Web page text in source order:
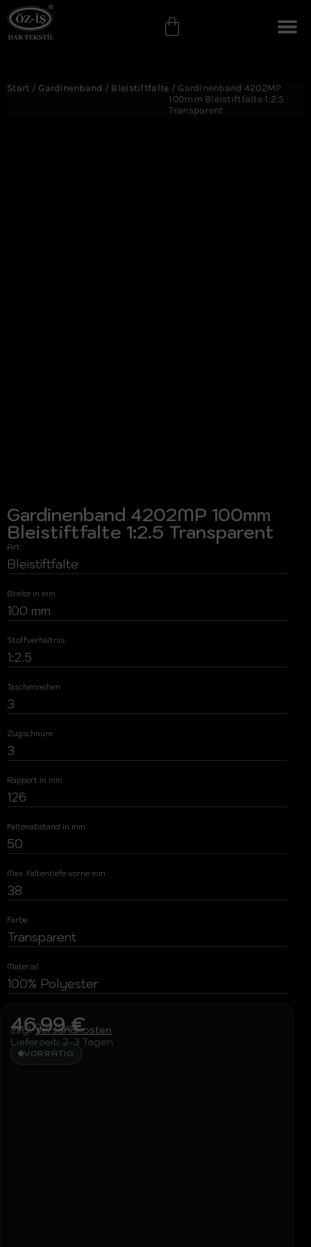
Start / Gardinenband / Bleistiftfalte / Gardinenband 4202MP
100mm Bleistiftfalte 1:2.5
Transparent
Gardinenband 4202MP 100mm
Bleistiftfalte 1:2.5 Transparent
Art
Bleistiftfalte
Breite in mm
100 mm
Stoffverhältnis
1:2.5
Taschenreihen
3
Zugschnüre
3
Rapport in mm
126
Faltenabstand in mm
50
Max. Faltentiefe vorne mm
38
Farbe
Transparent
Material
100% Polyester
46,99€
inkl. 19 % MwSt.
zzgl.Versandkosten
Lieferzeit:2-3 Tagen
VORRÄTIG